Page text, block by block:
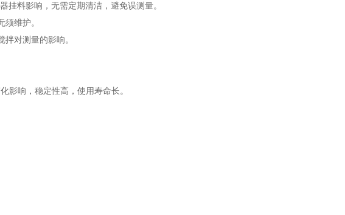
料影响，无需定期清洁，避免误测量。
维护。
对测量的影响。
响，稳定性高，使用寿命长。